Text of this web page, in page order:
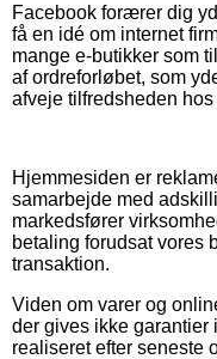
Facebook forærer dig
få en idé om internet
mange e-butikker som
af ordreforløbet, som
afveje tilfredsheden
Hjemmesiden er
samarbejde med
markedsfører
betaling forudsat vores
transaktion.
Viden om varer og
der gives ikke garantier
realiseret efter seneste